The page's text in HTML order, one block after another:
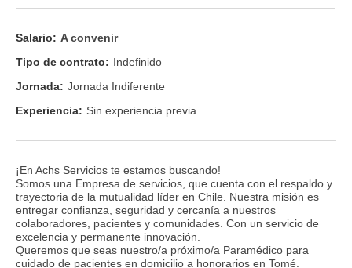
Salario: A convenir
Tipo de contrato: Indefinido
Jornada: Jornada Indiferente
Experiencia: Sin experiencia previa
¡En Achs Servicios te estamos buscando!
Somos una Empresa de servicios, que cuenta con el respaldo y
trayectoria de la mutualidad líder en Chile. Nuestra misión es
entregar confianza, seguridad y cercanía a nuestros
colaboradores, pacientes y comunidades. Con un servicio de
excelencia y permanente innovación.
Queremos que seas nuestro/a próximo/a Paramédico para
cuidado de pacientes en domicilio a honorarios en Tomé.